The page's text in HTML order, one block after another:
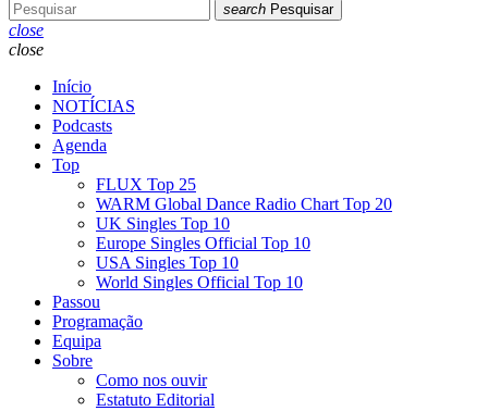
search Pesquisar
close
close
Início
NOTÍCIAS
Podcasts
Agenda
Top
FLUX Top 25
WARM Global Dance Radio Chart Top 20
UK Singles Top 10
Europe Singles Official Top 10
USA Singles Top 10
World Singles Official Top 10
Passou
Programação
Equipa
Sobre
Como nos ouvir
Estatuto Editorial